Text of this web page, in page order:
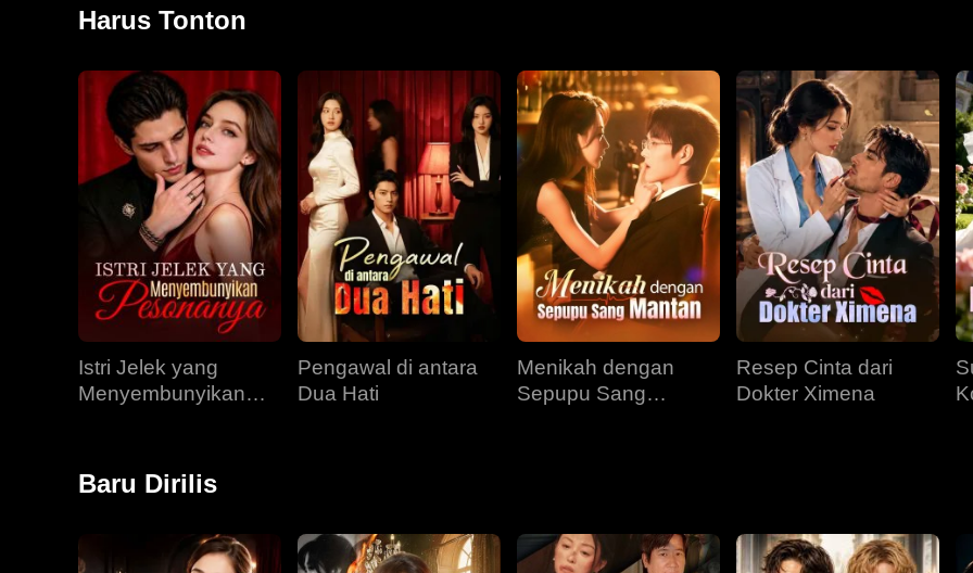
Harus Tonton
Istri Jelek yang
Menyembunyikan
Pengawal di antara
Dua Hati
Menikah dengan
Sepupu Sang
Resep Cinta dari
Dokter Ximena
Baru Dirilis